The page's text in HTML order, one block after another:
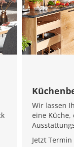
Wir lassen
eine
Jetzt